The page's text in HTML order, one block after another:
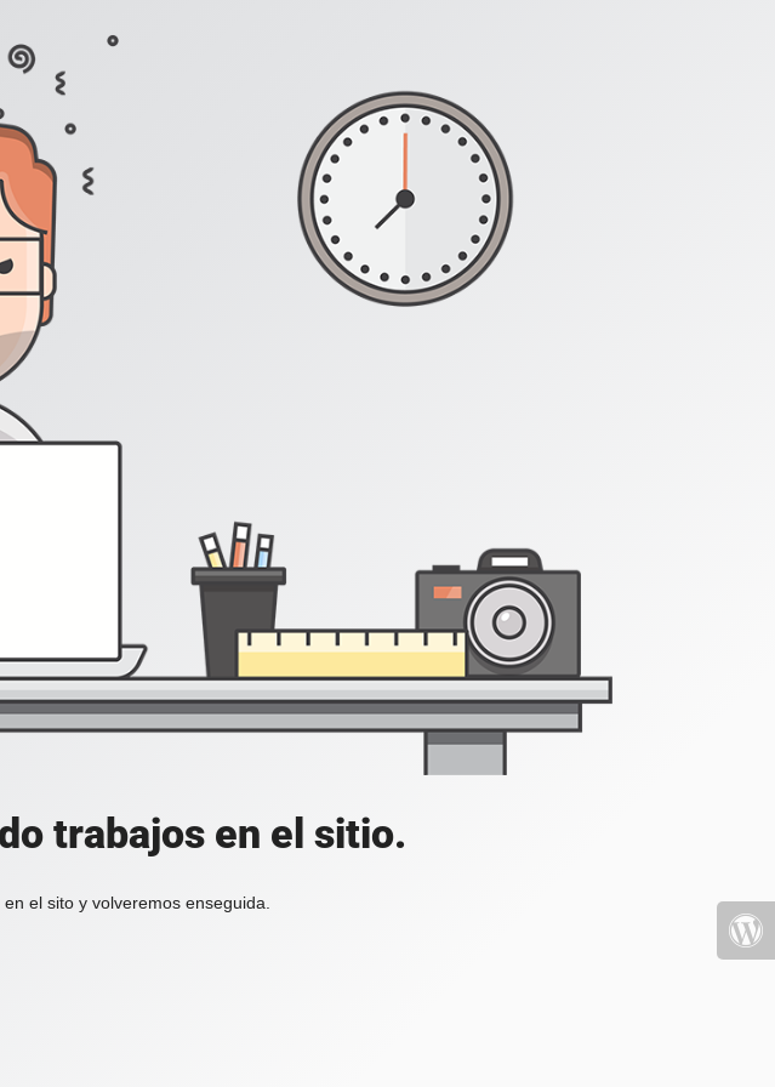
trabajos en el sitio.
el sito y volveremos enseguida.